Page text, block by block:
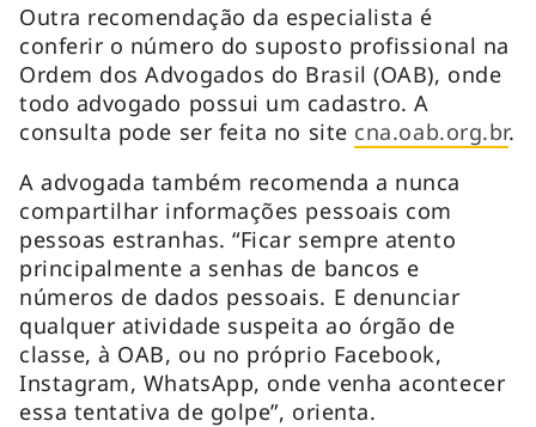
Outra recomendação da especialista é
conferir o número do suposto profissional na
Ordem dos Advogados do Brasil (OAB), onde
todo advogado possui um cadastro. A
consulta pode ser feita no site cna.oab.org.br.
A advogada também recomenda a nunca
compartilhar informações pessoais com
pessoas estranhas. “Ficar sempre atento
principalmente a senhas de bancos e
números de dados pessoais. E denunciar
qualquer atividade suspeita ao órgão de
classe, à OAB, ou no próprio Facebook,
Instagram, WhatsApp, onde venha acontecer
essa tentativa de golpe”, orienta.